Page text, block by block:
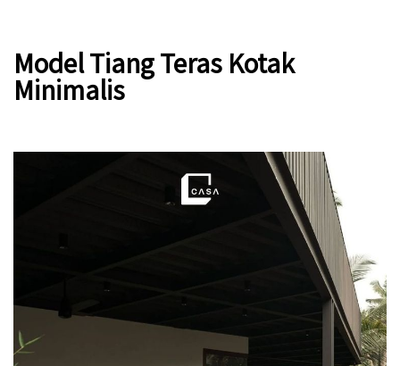
Model Tiang Teras Kotak
Minimalis